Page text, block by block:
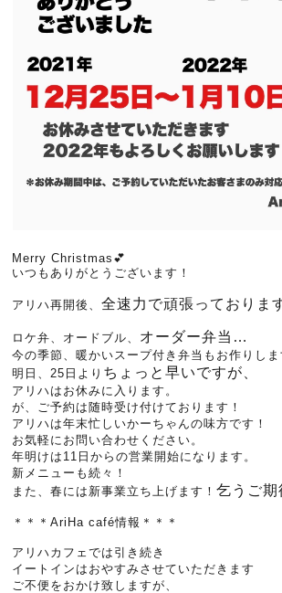
Merry Christmas💕
いつもありがとうございます！
アリハ再開後、全速力で頑張っておりま
ロケ弁、オードブル、 オーダー弁当…
今の季節、暖かいスープ付き弁当もお作りしま
明日、25日より ちょっと早いですが、
アリハはお休みに入ります。
が、ご予約は随時受け付けております！
アリハは年末忙しいかーちゃんの味方です！
お気軽にお問い合わせください。
年明けは11日からの営業開始になります。
新メニューも続々！
また、春には新事業立ち上げます！乞うご期
＊＊＊AriHa café情報＊＊＊
アリハカフェでは引き続き
イートインはおやすみさせていただきます
ご不便をおかけ致しますが、